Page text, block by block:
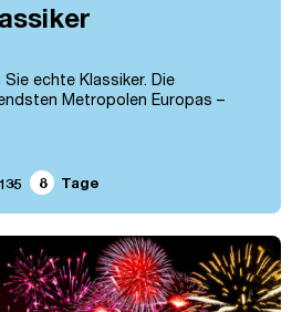
echte Klassiker. Die
Metropolen Europas –
8 Tage